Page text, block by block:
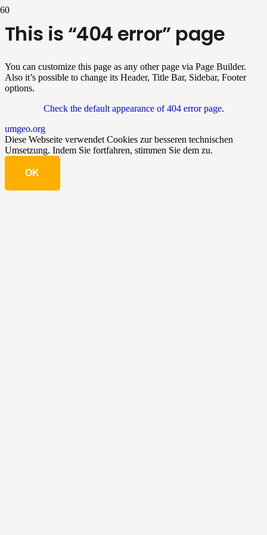
This is “404 error” page
You can customize this page as any other page via Page Builder.
Also it’s possible to change its Header, Title Bar, Sidebar, Footer
options.
Check the default appearance of 404 error page.
umgeo.org
Diese Webseite verwendet Cookies zur besseren technischen
Umsetzung. Indem Sie fortfahren, stimmen Sie dem zu.
OK